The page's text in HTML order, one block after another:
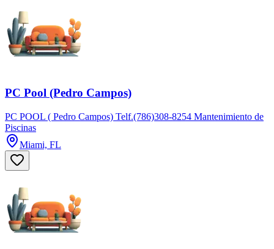
PC Pool (Pedro Campos)
PC POOL ( Pedro Campos) Telf.(786)308-8254 Mantenimiento de
Piscinas
Miami, FL